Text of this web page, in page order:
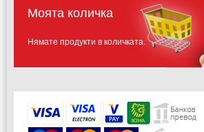
Моята количка
Нямате продукти в количката.